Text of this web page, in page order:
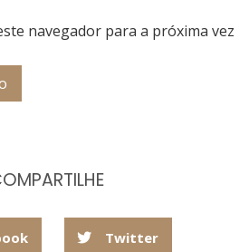
navegador para a próxima vez
Twitter